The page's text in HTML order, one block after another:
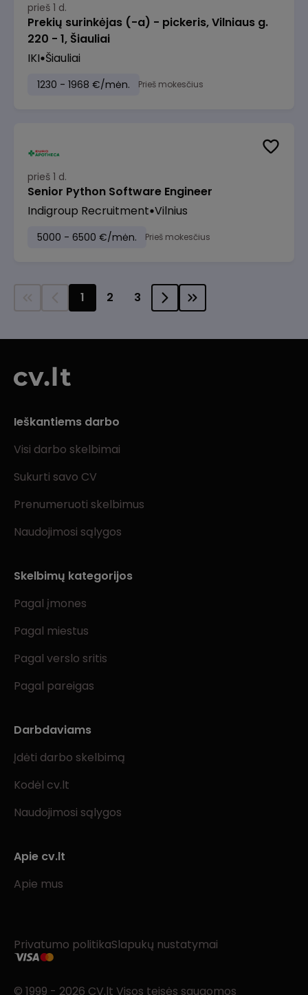
prieš 1 d.
Prekių surinkėjas (-a) - pickeris, Vilniaus g.
220 - 1, Šiauliai
IKI Šiauliai
1230 - 1968 €/mėn. Prieš mokesčius
prieš 1 d.
Senior Python Software Engineer
Indigroup Recruitment Vilnius
5000 - 6500 €/mėn. Prieš mokesčius
1 2 3
Ieškantiems darbo
Visi darbo skelbimai
Sukurti savo CV
Prenumeruoti skelbimus
Naudojimosi sąlygos
Skelbimų kategorijos
Pagal įmones
Pagal miestus
Pagal verslo sritis
Pagal pareigas
Darbdaviams
Įdėti darbo skelbimą
Kodėl cv.lt
Naudojimosi sąlygos
Apie cv.lt
Apie mus
Privatumo politikaSlapukų nustatymai
© 1999 - 2026 CV.lt Visos teisės saugomos